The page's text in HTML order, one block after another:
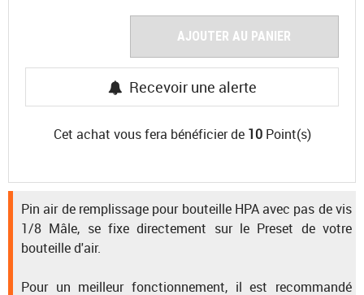
AJOUTER AU PANIER
Recevoir une alerte
Cet achat vous fera bénéficier de 10Point(s)
Pin air de remplissage pour bouteille HPA avec pas de vis
1/8 Mâle, se fixe directement sur le Preset de votre
bouteille d'air.
Pour un meilleur fonctionnement, il est recommandé